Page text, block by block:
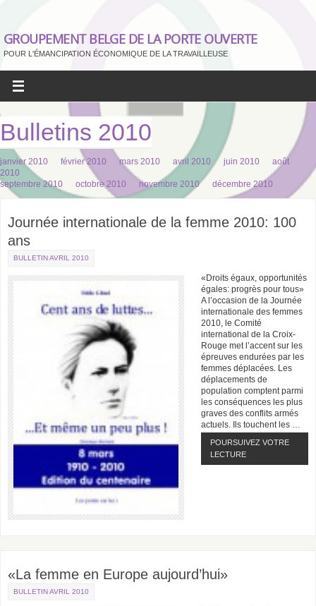
GROUPEMENT BELGE DE LA PORTE OUVERTE
POUR L'ÉMANCIPATION ÉCONOMIQUE DE LA TRAVAILLEUSE
Bulletins 2010
janvier 2010 février 2010 mars 2010 avril 2010 juin 2010
août
2010
septembre 2010
octobre 2010 novembre 2010 décembre 2010
Journée internationale de la femme 2010: 100
ans
BULLETIN AVRIL 2010
«Droits égaux, opportunités
égales: progrès pour tous»
A l’occasion de la Journée
internationale des femmes
2010, le Comité
international de la Croix-
Rouge met l’accent sur les
épreuves endurées par les
femmes déplacées. Les
déplacements de
population comptent parmi
les conséquences les plus
graves des conflits armés
actuels. Ils touchent les …
POURSUIVEZ VOTRE
LECTURE
«La femme en Europe aujourd’hui»
BULLETIN AVRIL 2010